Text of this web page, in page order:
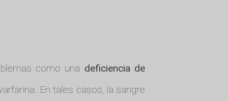
como una deficiencia de
En tales casos, la sangre